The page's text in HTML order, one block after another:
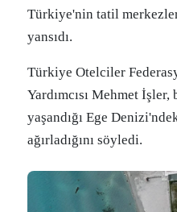
Türkiye'nin tatil
yansıdı.
Türkiye Otelciler
Yardımcısı Mehmet
yaşandığı Ege
ağırladığını söyledi.